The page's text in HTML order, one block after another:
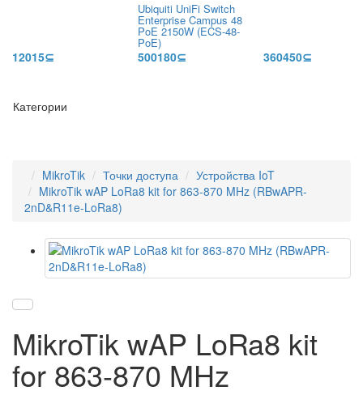
12015⊆
Ubiquiti UniFi Switch
Enterprise Campus 48
PoE 2150W (ECS-48-
PoE)
500180⊆ 360450⊆
Категории
MikroTik Точки доступа
Устройства IoT
MikroTik wAP LoRa8 kit for 863-870 MHz (RBwAPR-
2nD&R11e-LoRa8)
MikroTik wAP LoRa8 kit
for 863-870 MHz